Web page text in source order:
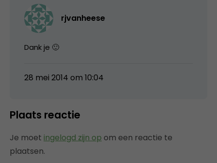
rjvanheese
Dank je 🙂
28 mei 2014 om 10:04
Plaats reactie
Je moet ingelogd zijn op om een reactie te
plaatsen.